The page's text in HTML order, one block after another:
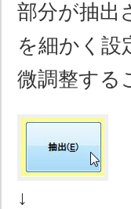
部分が抽出
を細かく設
微調整する
↓